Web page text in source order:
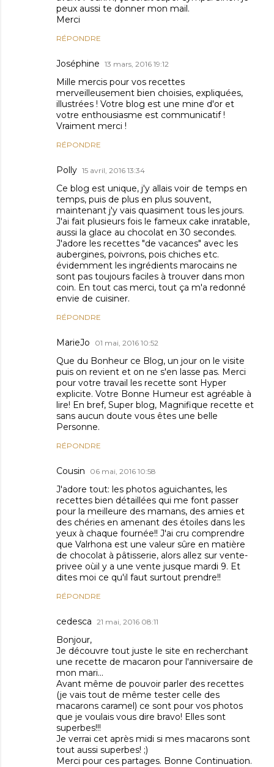
peux aussi te donner mon mail.
Merci
RÉPONDRE
Joséphine 13 mars, 2016 19:12
Mille mercis pour vos recettes
merveilleusement bien choisies, expliquées,
illustrées ! Votre blog est une mine d'or et
votre enthousiasme est communicatif !
Vraiment merci !
RÉPONDRE
Polly 15 avril, 2016 13:34
Ce blog est unique, j'y allais voir de temps en
temps, puis de plus en plus souvent,
maintenant j'y vais quasiment tous les jours.
J'ai fait plusieurs fois le fameux cake inratable,
aussi la glace au chocolat en 30 secondes.
J'adore les recettes "de vacances" avec les
aubergines, poivrons, pois chiches etc.
évidemment les ingrédients marocains ne
sont pas toujours faciles à trouver dans mon
coin. En tout cas merci, tout ça m'a redonné
envie de cuisiner.
RÉPONDRE
MarieJo 01 mai, 2016 10:52
Que du Bonheur ce Blog, un jour on le visite
puis on revient et on ne s'en lasse pas. Merci
pour votre travail les recette sont Hyper
explicite. Votre Bonne Humeur est agréable à
lire! En bref, Super blog, Magnifique recette et
sans aucun doute vous êtes une belle
Personne.
RÉPONDRE
Cousin 06 mai, 2016 10:58
J'adore tout: les photos aguichantes, les
recettes bien détaillées qui me font passer
pour la meilleure des mamans, des amies et
des chéries en amenant des étoiles dans les
yeux à chaque fournée!! J'ai cru comprendre
que Valrhona est une valeur sûre en matière
de chocolat à pâtisserie, alors allez sur vente-
privee oùil y a une vente jusque mardi 9. Et
dites moi ce qu'il faut surtout prendre!!
RÉPONDRE
cedesca 21 mai, 2016 08:11
Bonjour,
Je découvre tout juste le site en recherchant
une recette de macaron pour l'anniversaire de
mon mari...
Avant même de pouvoir parler des recettes
(je vais tout de même tester celle des
macarons caramel) ce sont pour vos photos
que je voulais vous dire bravo! Elles sont
superbes!!!
Je verrai cet après midi si mes macarons sont
tout aussi superbes! ;)
Merci pour ces partages. Bonne Continuation.